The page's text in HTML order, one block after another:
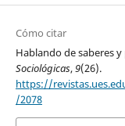
Cómo citar
Hablando de saberes
Sociológicas,9(26).
https://
/2078